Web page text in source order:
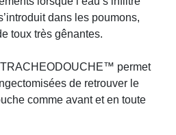
dans les poumons,
toux très gênantes.
TRACHEODOUCHE™ permet
de retrouver le
comme avant et en toute